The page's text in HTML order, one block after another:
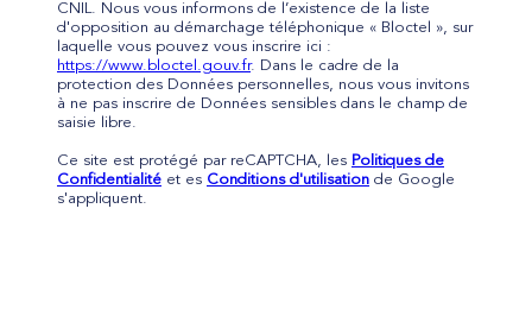
CNIL. Nous vous informons de l’existence de la liste
d'opposition au démarchage téléphonique « Bloctel », sur
laquelle vous pouvez vous inscrire ici :
https://www.bloctel.gouv.fr. Dans le cadre de la
protection des Données personnelles, nous vous invitons
à ne pas inscrire de Données sensibles dans le champ de
saisie libre.
Ce site est protégé par reCAPTCHA, les Politiques de
Confidentialité et es Conditions d'utilisation de Google
s'appliquent.